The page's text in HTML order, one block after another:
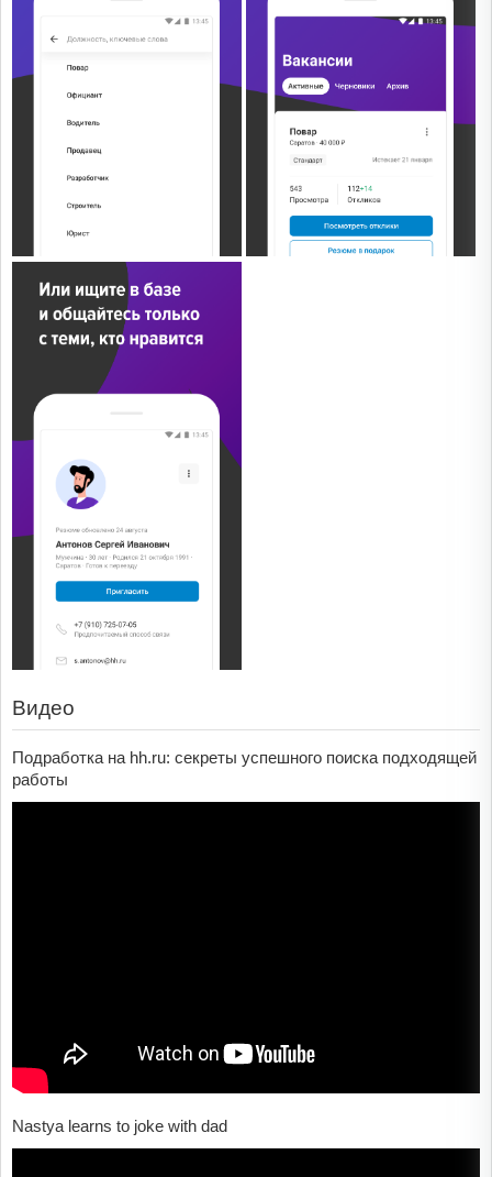
Видео
Подработка на hh.ru: секреты успешного поиска подходящей
работы
Nastya learns to joke with dad